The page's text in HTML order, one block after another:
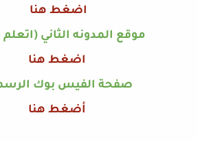
اضغط هنا
موقع المدونه الثاني (اتعلم
اضغط هنا
صفحة الفيس بوك
أضغط هنا